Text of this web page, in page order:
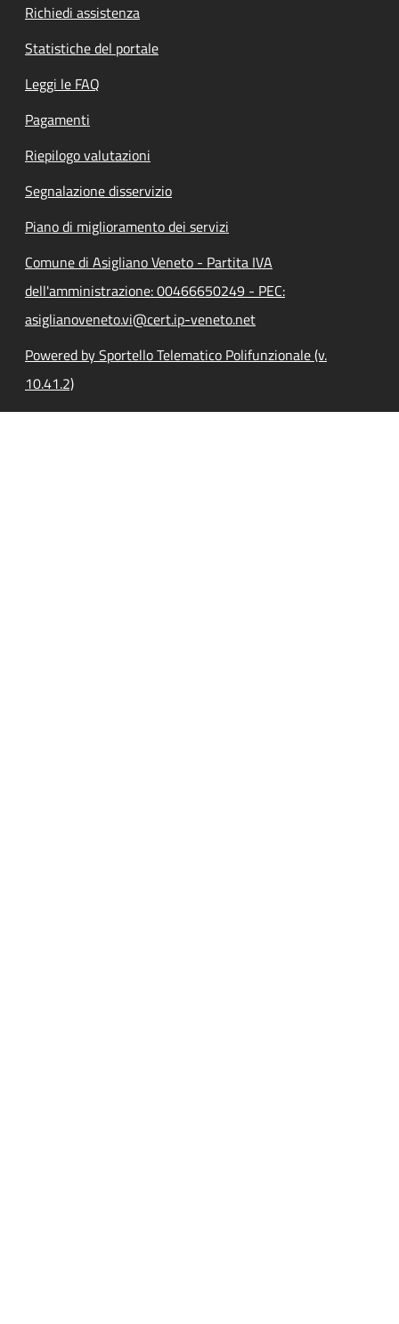
Richiedi assistenza
Statistiche del portale
Leggi le FAQ
Pagamenti
Riepilogo valutazioni
Segnalazione disservizio
Piano di miglioramento dei servizi
Comune di Asigliano Veneto - Partita IVA
dell'amministrazione: 00466650249 - PEC:
asiglianoveneto.vi@cert.ip-veneto.net
Powered by Sportello Telematico Polifunzionale (v.
10.41.2)